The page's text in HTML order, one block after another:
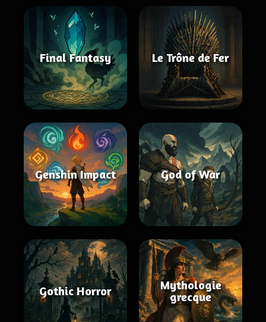
Final Fantasy Le Trône de Fer
Genshin Impact God of War
Gothic Horror
Mythologie
grecque